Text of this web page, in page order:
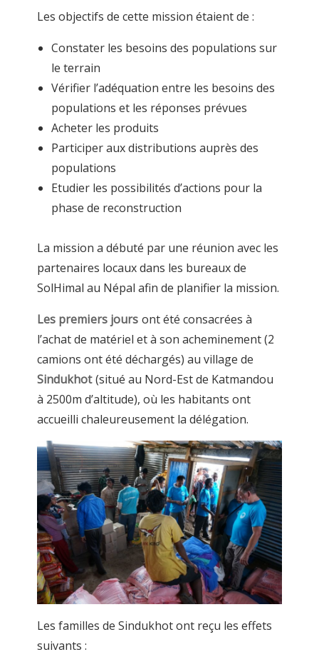
Les objectifs de cette mission étaient de :
Constater les besoins des populations sur
le terrain
Vérifier l’adéquation entre les besoins des
populations et les réponses prévues
Acheter les produits
Participer aux distributions auprès des
populations
Etudier les possibilités d’actions pour la
phase de reconstruction
La mission a débuté par une réunion avec les
partenaires locaux dans les bureaux de
SolHimal au Népal afin de planifier la mission.
Les premiers jours ont été consacrées à
l’achat de matériel et à son acheminement (2
camions ont été déchargés) au village de
Sindukhot(situé au Nord-Est de Katmandou
à 2500m d’altitude), où les habitants ont
accueilli chaleureusement la délégation.
Les familles de Sindukhot ont reçu les effets
suivants :